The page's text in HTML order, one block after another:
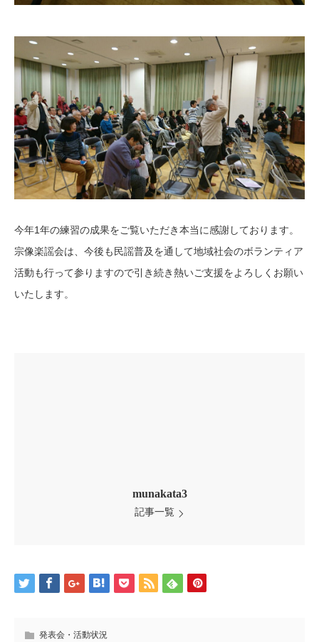
今年1年の練習の成果をご覧いただき本当に感謝しております。
宗像楽謡会は、今後も民謡普及を通して地域社会のボランティア
活動も行って参りますので引き続き熱いご支援をよろしくお願い
いたします。
munakata3
記事一覧
発表会・活動状況